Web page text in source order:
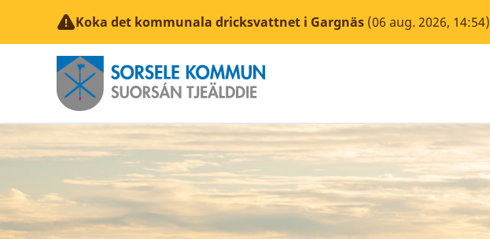
Koka det kommunala dricksvattnet i Gargnäs (06 aug. 2026, 14:54)